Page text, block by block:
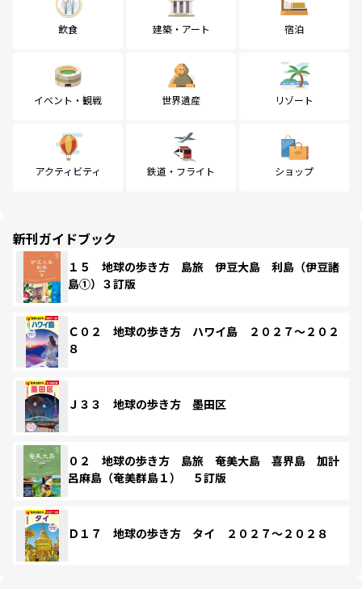
飲食 建築・アート 宿泊
イベント・観戦 世界遺産 リゾート
アクティビティ 鉄道・フライト ショップ
新刊ガイドブック
１５ 地球の歩き方 島旅 伊豆大島 利島（伊豆諸
島①）３訂版
Ｃ０２ 地球の歩き方 ハワイ島 ２０２７～２０２
８
Ｊ３３ 地球の歩き方 墨田区
０２ 地球の歩き方 島旅 奄美大島 喜界島 加計
呂麻島（奄美群島１） ５訂版
Ｄ１７ 地球の歩き方 タイ ２０２７～２０２８